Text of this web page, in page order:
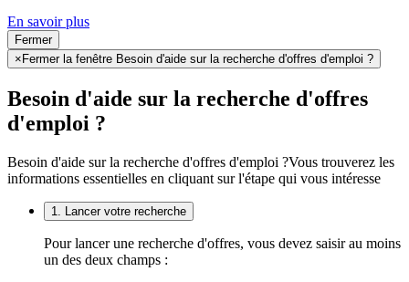
En savoir plus
Fermer
× Fermer la fenêtre Besoin d'aide sur la recherche d'offres d'emploi ?
Besoin d'aide sur la recherche d'offres
d'emploi ?
Besoin d'aide sur la recherche d'offres d'emploi ?Vous trouverez les
informations essentielles en cliquant sur l'étape qui vous intéresse
1. Lancer votre recherche
Pour lancer une recherche d'offres, vous devez saisir au moins
un des deux champs :